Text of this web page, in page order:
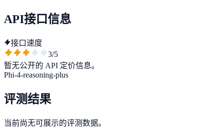
API接口信息
接口速度
3/5
暂无公开的 API 定价信息。
Phi-4-reasoning-plus
评测结果
当前尚无可展示的评测数据。